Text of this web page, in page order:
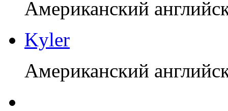
Американский
Kyler
Американский